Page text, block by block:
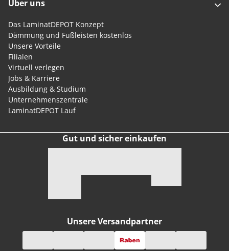
Über uns
Das LaminatDEPOT Konzept
Dämmung und Fußleisten kostenlos
Unsere Vorteile
Filialen
Virtuell verlegen
Jobs & Karriere
Ausbildung & Studium
Unternehmenszentrale
LaminatDEPOT Lauf
Gut und sicher einkaufen
Unsere Versandpartner